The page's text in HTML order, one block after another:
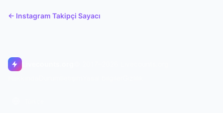
← Instagram Takipçi Sayacı